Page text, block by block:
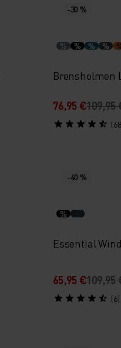
-30 %
% % % %
Brensholmen
76,95 €109,95
-40 %
%
Essential
65,95 €109,95
(6)